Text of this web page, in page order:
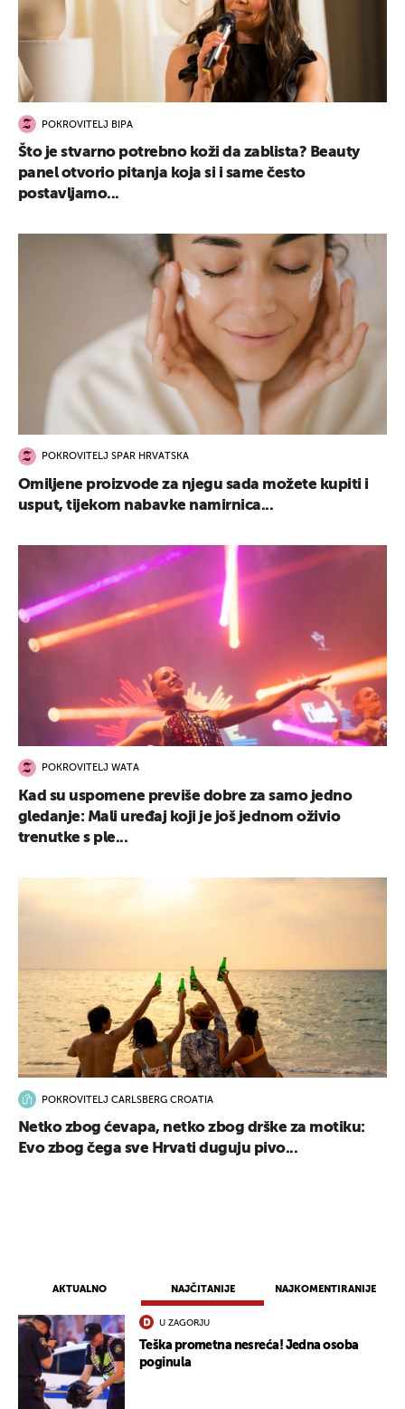
AKTUALNO NAJČITANIJE NAJKOMENTIRANIJE
U ZAGORJU
Teška prometna nesreća! Jedna osoba
poginula
POKROVITELJ BIPA
Što je stvarno potrebno koži da zablista? Beauty
panel otvorio pitanja koja si i same često
postavljamo...
POKROVITELJ SPAR HRVATSKA
Omiljene proizvode za njegu sada možete kupiti i
usput, tijekom nabavke namirnica...
POKROVITELJ WATA
Kad su uspomene previše dobre za samo jedno
gledanje: Mali uređaj koji je još jednom oživio
trenutke s ple...
POKROVITELJ CARLSBERG CROATIA
Netko zbog ćevapa, netko zbog drške za motiku:
Evo zbog čega sve Hrvati duguju pivo...